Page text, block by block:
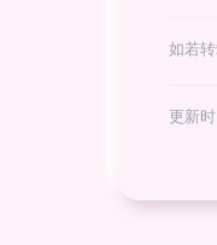
如若
更新